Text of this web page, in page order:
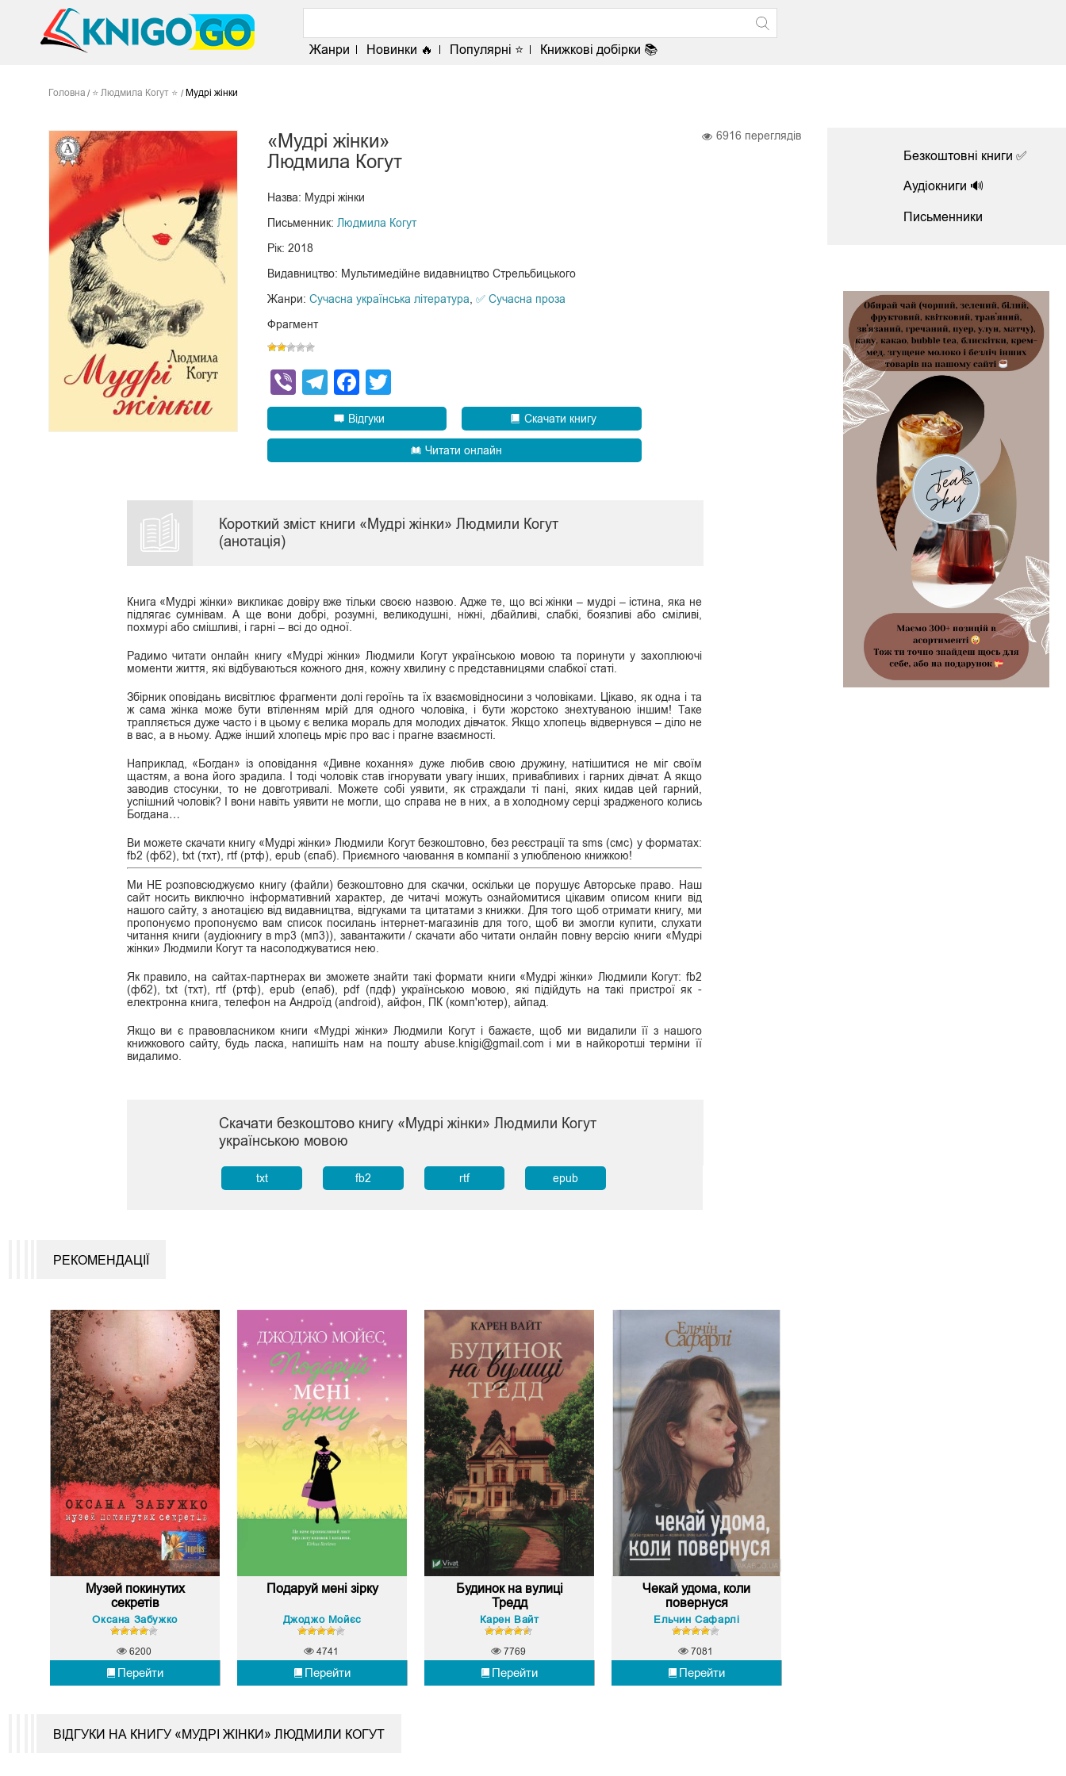
Жанри Новинки 🔥 Популярні ⭐ Книжкові добірки 📚
<
Головна ⭐ Людмила Когут ⭐ Мудрі жінки
«Мудрі жінки»
Людмила Когут
Назва: Мудрі жінки
Письменник: Людмила Когут
Рік: 2018
Видавництво: Мультимедійне видавництво Стрельбицького
Жанри: Сучасна українська література ✅ Сучасна проза
Фрагмент
ViberTelegram
Facebook
Відгуки Скачати книгу
Читати онлайн
6916 переглядів
Короткий зміст книги «Мудрі жінки» Людмили Когут
(анотація)
Книга «Мудрі жінки» викликає довіру вже тільки своєю назвою. Адже те, що всі жінки – мудрі – істина, яка не
підлягає сумнівам. А ще вони добрі, розумні, великодушні, ніжні, дбайливі, слабкі, боязливі або сміливі,
похмурі або смішливі, і гарні – всі до одної.
Радимо читати онлайн книгу «Мудрі жінки» Людмили Когут українською мовою та поринути у захоплюючі
моменти життя, які відбуваються кожного дня, кожну хвилину с представницями слабкої статі.
Збірник оповідань висвітлює фрагменти долі героїнь та їх взаємовідносини з чоловіками. Цікаво, як одна і та
ж сама жінка може бути втіленням мрій для одного чоловіка, і бути жорстоко знехтуваною іншим! Таке
трапляється дуже часто і в цьому є велика мораль для молодих дівчаток. Якщо хлопець відвернувся – діло не
в вас, а в ньому. Адже інший хлопець мріє про вас і прагне взаємності.
Наприклад, «Богдан» із оповідання «Дивне кохання» дуже любив свою дружину, натішитися не міг своїм
щастям, а вона його зрадила. І тоді чоловік став ігнорувати увагу інших, привабливих і гарних дівчат. А якщо
заводив стосунки, то не довготривалі. Можете собі уявити, як страждали ті пані, яких кидав цей гарний,
успішний чоловік? І вони навіть уявити не могли, що справа не в них, а в холодному серці зрадженого колись
Богдана…
Ви можете скачати книгу «Мудрі жінки» Людмили Когут безкоштовно, без реєстрації та sms (смс) у форматах:
fb2 (фб2), txt (тхт), rtf (ртф), epub (єпаб). Приємного чаювання в компанії з улюбленою книжкою!
Ми НЕ розповсюджуємо книгу (файли) безкоштовно для скачки, оскільки це порушує Авторське право. Наш
сайт носить виключно інформативний характер, де читачі можуть ознайомитися цікавим описом книги від
нашого сайту, з анотацією від видавництва, відгуками та цитатами з книжки. Для того щоб отримати книгу, ми
пропонуємо пропонуємо вам список посилань інтернет-магазинів для того, щоб ви змогли купити, слухати
читання книги (аудіокнигу в mp3 (мп3)), завантажити / скачати або читати онлайн повну версію книги «Мудрі
жінки» Людмили Когут та насолоджуватися нею.
Як правило, на сайтах-партнерах ви зможете знайти такі формати книги «Мудрі жінки» Людмили Когут: fb2
(фб2), txt (тхт), rtf (ртф), epub (епаб), pdf (пдф) українською мовою, які підійдуть на такі пристрої як -
електронна книга, телефон на Андроїд (android), айфон, ПК (комп'ютер), айпад.
Якщо ви є правовласником книги «Мудрі жінки» Людмили Когут і бажаєте, щоб ми видалили її з нашого
книжкового сайту, будь ласка, напишіть нам на пошту abuse.knigi@gmail.com і ми в найкоротші терміни її
видалимо.
Скачати безкоштово книгу «Мудрі жінки» Людмили Когут
українською мовою
txt fb2 rtf epub
РЕКОМЕНДАЦІЇ
Музей покинутих
секретів
Оксана Забужко
Перейти
6200
Подаруй мені зірку
Джоджо Мойєс
Перейти
4741
Будинок на вулиці
Тредд
Карен Вайт
Перейти
7769
Чекай удома, коли
повернуся
Ельчин Сафарлі
Перейти
7081
ВІДГУКИ НА КНИГУ «МУДРІ ЖІНКИ» ЛЮДМИЛИ КОГУТ
Безкоштовні книги ✅
Аудіокниги 🔊
Письменники